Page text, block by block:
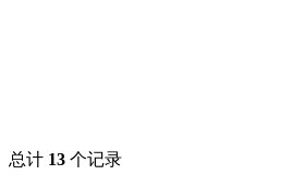
总计 13 个记录